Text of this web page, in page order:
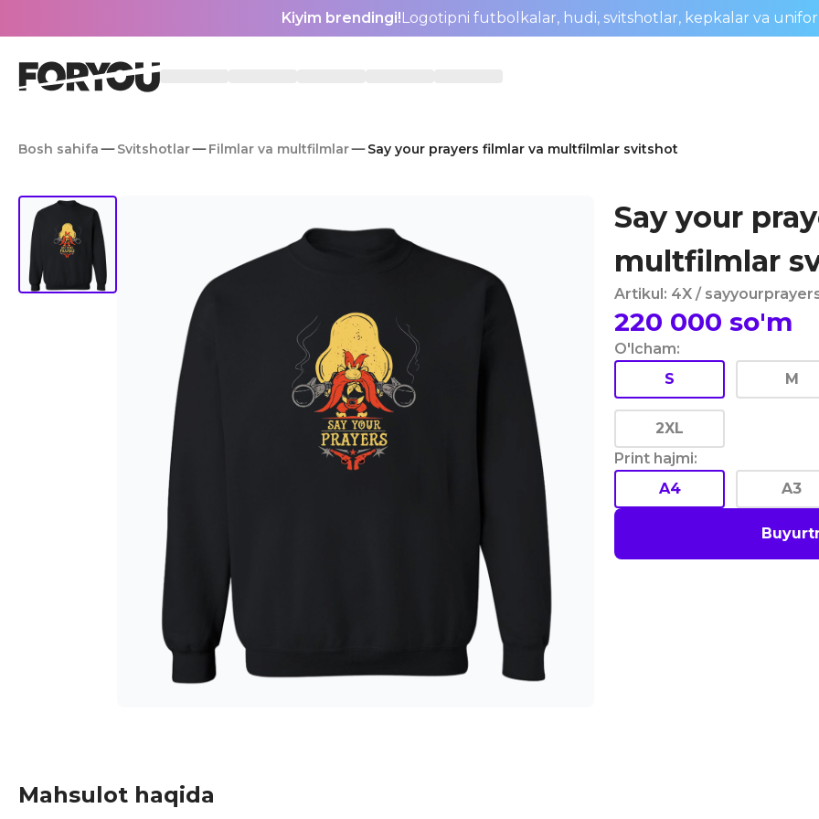
Kiyim brendingi!Logotipni futbolkalar, hudi, svitshotlar, kepkalar va
Bosh sahifa Svitshotlar Filmlar va multfilmlar Say your prayers filmlar va multfilmlar svitshot
Say your
multfilmlar
Artikul: 4X /
220 000 so'm
O'lcham:
S
M
2XL
Print hajmi:
A4
A3
Mahsulot haqida